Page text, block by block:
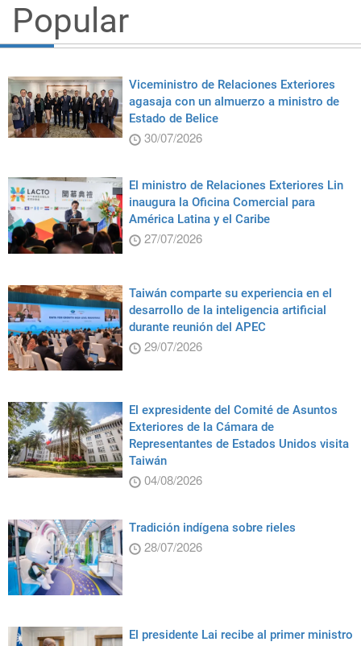
Popular
Viceministro de Relaciones Exteriores
agasaja con un almuerzo a ministro de
Estado de Belice
30/07/2026
El ministro de Relaciones Exteriores Lin
inaugura la Oficina Comercial para
América Latina y el Caribe
27/07/2026
Taiwán comparte su experiencia en el
desarrollo de la inteligencia artificial
durante reunión del APEC
29/07/2026
El expresidente del Comité de Asuntos
Exteriores de la Cámara de
Representantes de Estados Unidos visita
Taiwán
04/08/2026
Tradición indígena sobre rieles
28/07/2026
El presidente Lai recibe al primer ministro